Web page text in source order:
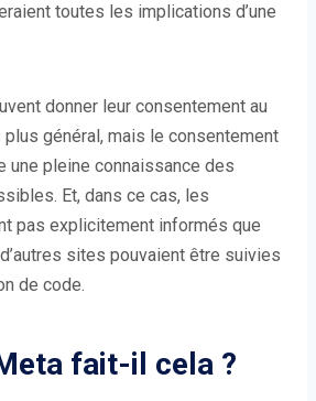
toutes les implications d’une
donner leur consentement au
général, mais le consentement
une pleine connaissance des
Et, dans ce cas, les
pas explicitement informés que
sites pouvaient être suivies
de code.
fait-il cela ?